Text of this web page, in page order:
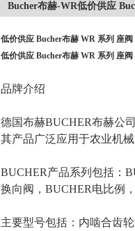
Bucher布赫-WR低价供应
低价供应 Bucher布赫 WR 系列 座阀
低价供应 Bucher布赫 WR 系列 座阀
品牌介绍
德国布赫BUCHER布赫公
其产品广泛应用于农业机
BUCHER产品系列包括：
换向阀，BUCHER电比例
主要型号包括：内啮合齿